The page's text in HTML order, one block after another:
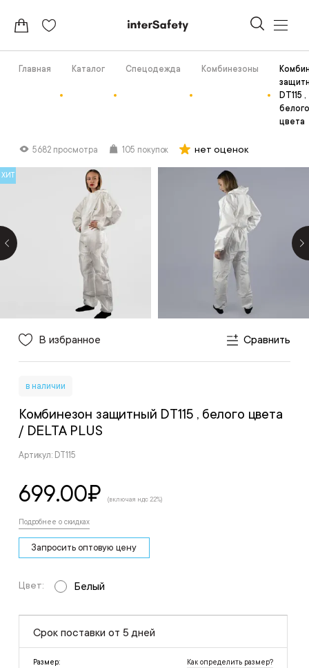
Главная Каталог Спецодежда Комбинезоны
DT115 ,
белого
цвета
5682 просмотра 105 покупок нет оценок
ХИТ
В избранное Сравнить
в наличии
Комбинезон защитный DT115 , белого цвета
/ DELTA PLUS
Артикул: DT115
699.00₽ (включая ндс 22%)
Подробнее о скидках
Запросить оптовую цену
Цвет: Белый
Срок поставки от 5 дней
Размер: Как определить размер?